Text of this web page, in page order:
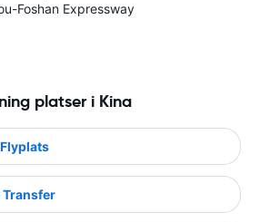
Foshan Expressway
platser i Kina